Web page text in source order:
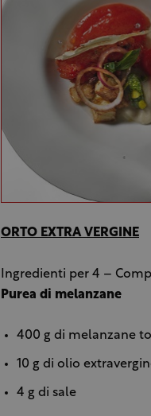
ORTO EXTRA VERGINE
Ingredienti per 4 –
Purea di melanzane
400 g di melanzane
10 g di olio
4 g di sale